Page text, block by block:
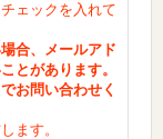
ェックを入れて
合、メールアド
とがあります。
お問い合わせく
ます。